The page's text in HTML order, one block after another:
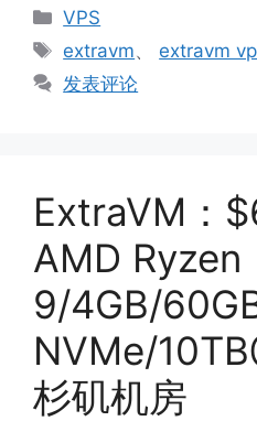
分
VPS
标
签
extravm、 extravm
发表评论
ExtraVM：
AMD Ryzen
9/4GB/
NVMe/
杉矶机房